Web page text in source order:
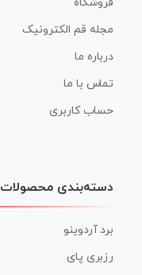
مجله قم الکترونیک
درباره ما
تماس با ما
حساب کاربری
دسته‌بندی محصولات
برد آردوینو
رزبری پای